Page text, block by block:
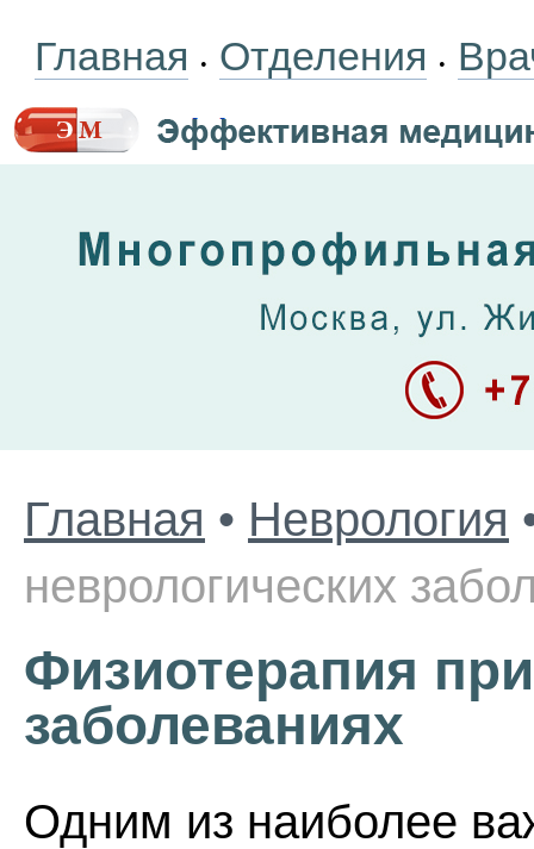
Главная • Отделения •
Главная • Неврология
неврологических
Физиотерапия
заболеваниях
Одним из наиболее